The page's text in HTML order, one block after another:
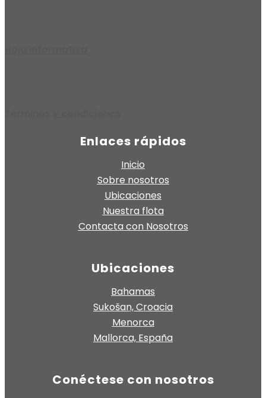
Enlaces rápidos
Inicio
Sobre nosotros
Ubicaciones
Nuestra flota
Contacta con Nosotros
Ubicaciones
Bahamas
Sukošan, Croacia
Menorca
Mallorca, España
Conéctese con nosotros